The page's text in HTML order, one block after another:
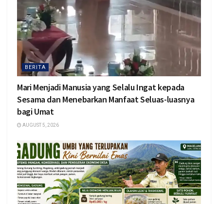
BERITA
Mari Menjadi Manusia yang Selalu Ingat kepada
Sesama dan Menebarkan Manfaat Seluas-luasnya
bagi Umat
AUGUST 5, 2026